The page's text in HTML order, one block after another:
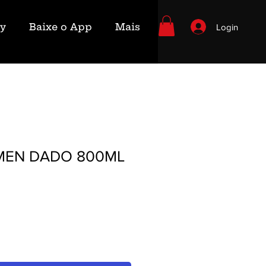
Baixe o App Mais Login
DADO 800ML